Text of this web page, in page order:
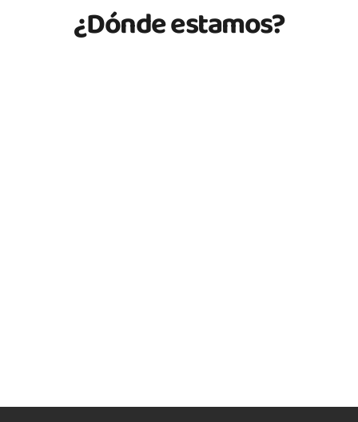
¿Dónde estamos?